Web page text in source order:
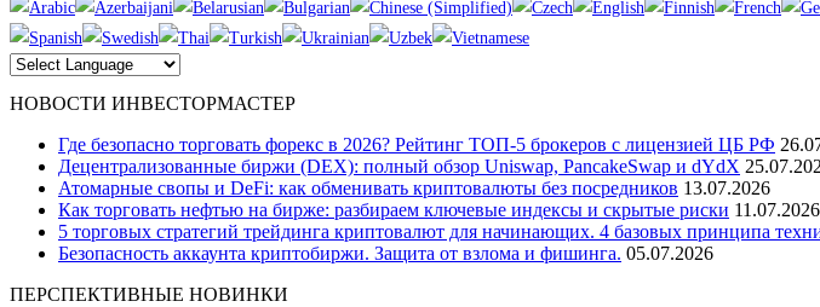
НОВОСТИ ИНВЕСТОРМАСТЕР
Где безопасно торговать форекс в 2026? Рейтинг ТОП-5 брокеров с лицензией ЦБ РФ
Децентрализованные биржи (DEX): полный обзор Uniswap, PancakeSwap и dYdX
Атомарные свопы и DeFi: как обменивать криптовалюты без посредников 13.07.2026
Как торговать нефтью на бирже: разбираем ключевые индексы и скрытые риски 11.07.2026
5 торговых стратегий трейдинга криптовалют для начинающих. 4 базовых принципа
Безопасность аккаунта криптобиржи. Защита от взлома и фишинга. 05.07.2026
ПЕРСПЕКТИВНЫЕ НОВИНКИ